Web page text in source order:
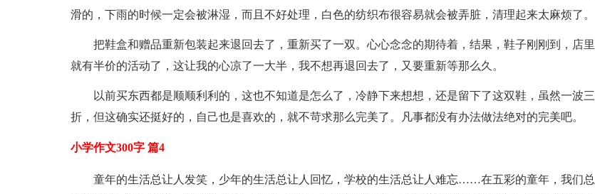
滑的，下雨的时候一定会被淋湿，而且不好处理，白色的纺织布很容易就会被弄脏，清理起来太麻烦了。
把鞋盒和赠品重新包装起来退回去了，重新买了一双。心心念念的期待着，结果，鞋子刚刚到，店里
就有半价的活动了，这让我的心凉了一大半，我不想再退回去了，又要重新等那么久。
以前买东西都是顺顺利利的，这也不知道是怎么了，冷静下来想想，还是留下了这双鞋，虽然一波三
折，但这确实还挺好的，自己也是喜欢的，就不苛求那么完美了。凡事都没有办法做法绝对的完美吧。
小学作文300字 篇4
童年的生活总让人发笑，少年的生活总让人回忆，学校的生活总让人难忘……在五彩的童年，我们总